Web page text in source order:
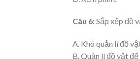
Câu 6:Sắp xếp đồ
A. Khó quản lí đồ
B. Quản lí đồ vật